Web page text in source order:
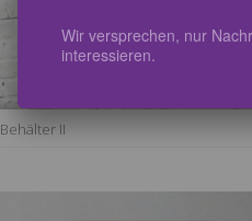
Behälter II
Wir versprechen, nur
interessieren.